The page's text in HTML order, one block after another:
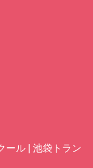
ール | 池袋トラン